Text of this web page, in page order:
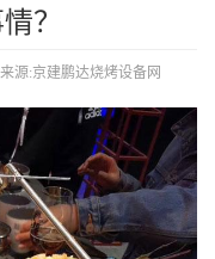
？
来源:京建鹏达烧烤设备网